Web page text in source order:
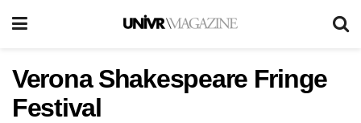
Verona Shakespeare Fringe
Festival